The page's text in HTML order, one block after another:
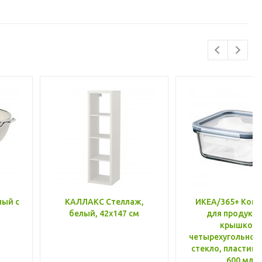
с
КАЛЛАКС Стеллаж,
белый, 42x147 см
ИКЕА/365+
для
крышкой,
стекло, пластик